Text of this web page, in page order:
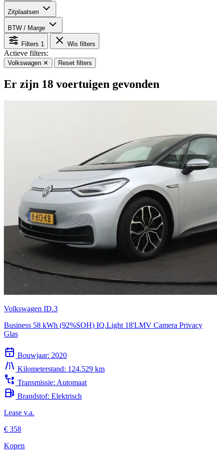
Zitplaatsen
BTW / Marge
Filters 1 Wis filters
Actieve filters:
Volkswagen ✕ Reset filters
Er zijn 18 voertuigen gevonden
Volkswagen ID.3
Business 58 kWh (92%SOH) IQ.Light 18'LMV Camera Privacy
Glas
Bouwjaar: 2020
Kilometerstand: 124.529 km
Transmissie: Automaat
Brandstof: Elektrisch
Lease v.a.
€ 358
Kopen